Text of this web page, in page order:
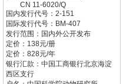
CN 11-6020/Q
国内发行代号： 2-151
国际发行代号： BM-407
发行范围：国内外公开发布
定价： 138元/册
定价： 828元/年
银行汇款：中国工商银行北京海淀
西区支行